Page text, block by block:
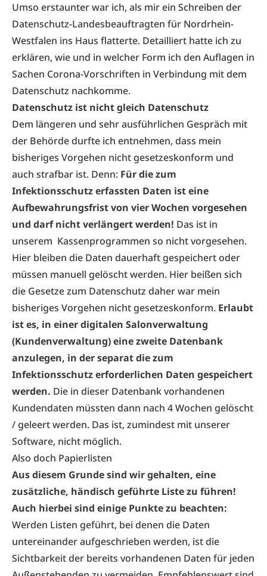
Umso erstaunter war ich, als mir ein Schreiben der
Datenschutz-Landesbeauftragten für Nordrhein-
Westfalen ins Haus flatterte. Detailliert hatte ich zu
erklären, wie und in welcher Form ich den Auflagen in
Sachen Corona-Vorschriften in Verbindung mit dem
Datenschutz nachkomme.
Datenschutz ist nicht gleich Datenschutz
Dem längeren und sehr ausführlichen Gespräch mit
der Behörde durfte ich entnehmen, dass mein
bisheriges Vorgehen nicht gesetzeskonform und
auch strafbar ist. Denn: Für die zum
Infektionsschutz erfassten Daten ist eine
Aufbewahrungsfrist von vier Wochen vorgesehen
und darf nicht verlängert werden! Das ist in
unserem Kassenprogrammen so nicht vorgesehen.
Hier bleiben die Daten dauerhaft gespeichert oder
müssen manuell gelöscht werden. Hier beißen sich
die Gesetze zum Datenschutz daher war mein
bisheriges Vorgehen nicht gesetzeskonform. Erlaubt
ist es, in einer digitalen Salonverwaltung
(Kundenverwaltung) eine zweite Datenbank
anzulegen, in der separat die zum
Infektionsschutz erforderlichen Daten gespeichert
werden. Die in dieser Datenbank vorhandenen
Kundendaten müssten dann nach 4 Wochen gelöscht
/ geleert werden. Das ist, zumindest mit unserer
Software, nicht möglich.
Also doch Papierlisten
Aus diesem Grunde sind wir gehalten, eine
zusätzliche, händisch geführte Liste zu führen!
Auch hierbei sind einige Punkte zu beachten:
Werden Listen geführt, bei denen die Daten
untereinander aufgeschrieben werden, ist die
Sichtbarkeit der bereits vorhandenen Daten für jeden